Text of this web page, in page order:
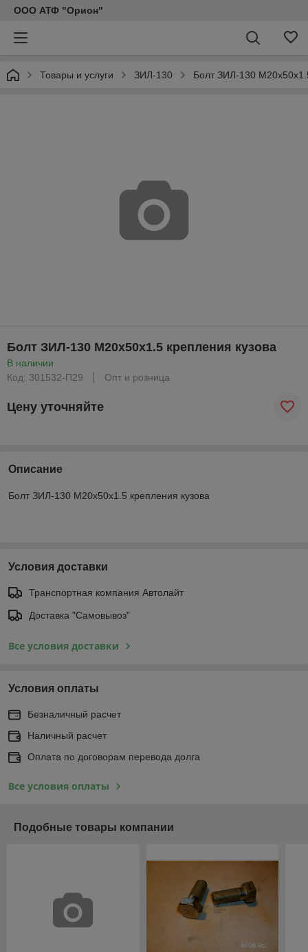
ООО АТФ "Орион"
Товары и услуги ЗИЛ-130 Болт ЗИЛ-130
Болт ЗИЛ-130 М20х50х1.5 крепления кузова
В наличии
Код: 301532-П29
Опт и розница
Цену уточняйте
Описание
Болт ЗИЛ-130 М20х50х1.5 крепления кузова
Условия доставки
Транспортная компания Автолайт
Доставка "Самовывоз"
Все условия доставки
Условия оплаты
Безналичный расчет
Наличный расчет
Оплата по договорам перевода долга
Все условия оплаты
Подобные товары компании